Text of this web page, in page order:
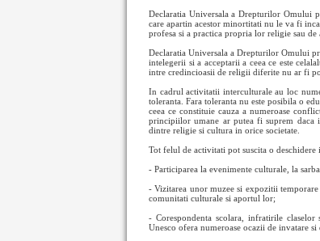
Declaratia Universala a Drepturilor Omului
care apartin acestor minortitati nu le va fi
profesa si a practica propria lor religie sau
Declaratia Universala a Drepturilor Omului
intelegerii si a acceptarii a ceea ce este
intre credincioasii de religii diferite nu ar fi
In cadrul activitatii interculturale au loc
toleranta. Fara toleranta nu este posibila o
ceea ce constituie cauza a numeroase
principiilor umane ar putea fi suprem daca
dintre religie si cultura in orice societate.
Tot felul de activitati pot suscita o
- Participarea la evenimente culturale, la
- Vizitarea unor muzee si expozitii
comunitati culturale si aportul lor;
- Corespondenta scolara, infratirile
Unesco ofera numeroase ocazii de invatare